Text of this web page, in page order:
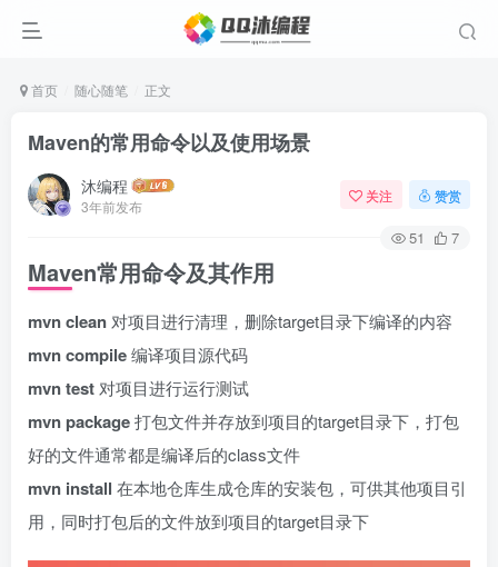
首页 随心随笔 正文
Maven的常用命令以及使用场景
沐编程
3年前发布
关注 赞赏
51 7
Maven常用命令及其作用
mvn clean 对项目进行清理，删除target目录下编译的内容
mvn compile编译项目源代码
mvn test 对项目进行运行测试
mvn package打包文件并存放到项目的target目录下，打包
好的文件通常都是编译后的class文件
mvn install 在本地仓库生成仓库的安装包，可供其他项目引
用，同时打包后的文件放到项目的target目录下